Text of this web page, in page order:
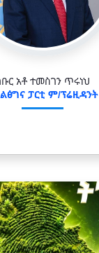
አቶ ተመስገን ጥሩነህ
ፓርቲ ም/ፕሬዚዳንት